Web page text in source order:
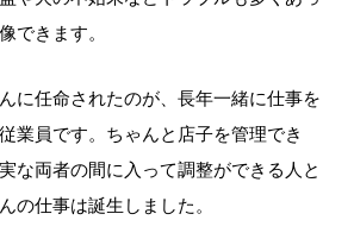
できます。
に任命されたのが、長年一緒に仕事を
業員です。ちゃんと店子を管理でき
な両者の間に入って調整ができる人と
の仕事は誕生しました。